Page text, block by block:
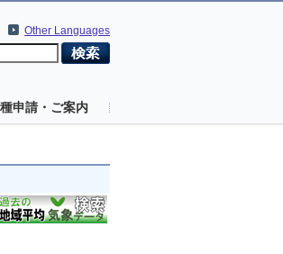
Other Languages
申請・ご案内